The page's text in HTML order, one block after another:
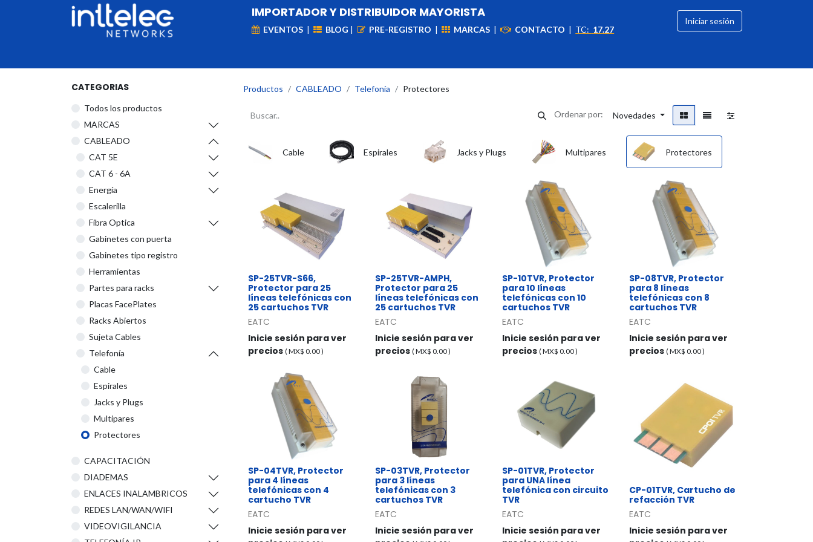
IMPORTADOR Y DISTRIBUIDOR MAYORISTA
EVENTOS | BLOG | PRE-REGISTRO | MARCAS | CONTACTO | TC: 17.27
Iniciar sesión
CATEGORIAS
Todos los productos
​MARCAS
CABLEADO
CAT 5E
CAT 6 - 6A
Energía
Escalerilla
Fibra Optica
Gabinetes con puerta
Gabinetes tipo registro
Herramientas
Partes para racks
Placas FacePlates
Racks Abiertos
Sujeta Cables
Telefonía
Cable
Espirales
Jacks y Plugs
Multipares
Protectores
CAPACITACIÓN
DIADEMAS
ENLACES INALAMBRICOS
REDES LAN/WAN/WIFI
VIDEOVIGILANCIA
Productos CABLEADO Telefonía Protectores
Ordenar por: Novedades
Cable Espirales Jacks y Plugs Multipares Protectores
SP-25TVR-S66,
Protector para 25
líneas telefónicas con
25 cartuchos TVR
EATC
Inicie sesión para ver
precios ( MX$ 0.00)
SP-25TVR-AMPH,
Protector para 25
líneas telefónicas con
25 cartuchos TVR
EATC
Inicie sesión para ver
precios ( MX$ 0.00)
SP-10TVR, Protector
para 10 líneas
telefónicas con 10
cartuchos TVR
EATC
Inicie sesión para ver
precios ( MX$ 0.00)
SP-08TVR, Protector
para 8 líneas
telefónicas con 8
cartuchos TVR
EATC
Inicie sesión para ver
precios ( MX$ 0.00)
SP-04TVR, Protector
para 4 líneas
telefónicas con 4
cartucho TVR
EATC
Inicie sesión para ver
SP-03TVR, Protector
para 3 líneas
telefónicas con 3
cartuchos TVR
EATC
Inicie sesión para ver
SP-01TVR, Protector
para UNA línea
telefónica con circuito
TVR
EATC
Inicie sesión para ver
CP-01TVR, Cartucho de
refacción TVR
EATC
Inicie sesión para ver